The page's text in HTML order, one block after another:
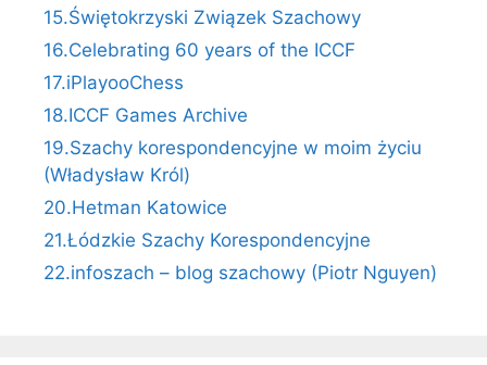
15.Świętokrzyski Związek Szachowy
16.Celebrating 60 years of the ICCF
17.iPlayooChess
18.ICCF Games Archive
19.Szachy korespondencyjne w moim życiu
(Władysław Król)
20.Hetman Katowice
21.Łódzkie Szachy Korespondencyjne
22.infoszach – blog szachowy (Piotr Nguyen)